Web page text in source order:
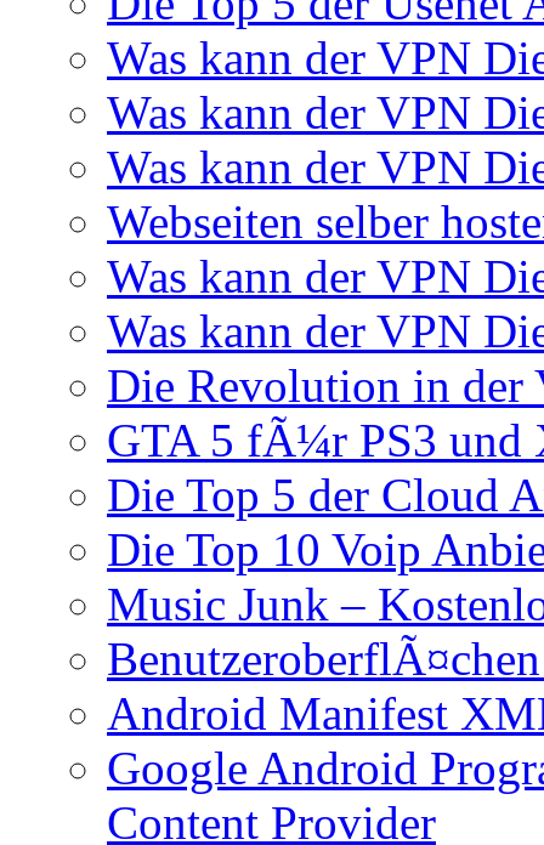
Was kann der VPN
Was kann der VPN
Was kann der VPN
Webseiten selber
Was kann der VPN
Was kann der VPN
Die Revolution in
GTA 5 fÃ¼r PS3 und
Die Top 5 der Cloud
Die Top 10 Voip
Music Junk –
Android Manifest
Google Android
Content Provider